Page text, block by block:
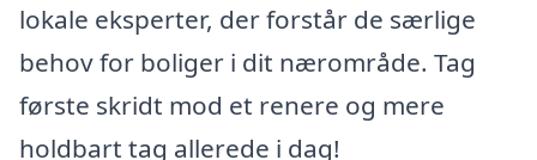
lokale eksperter, der forstår de særlige
behov for boliger i dit nærområde. Tag
første skridt mod et renere og mere
holdbart tag allerede i dag!